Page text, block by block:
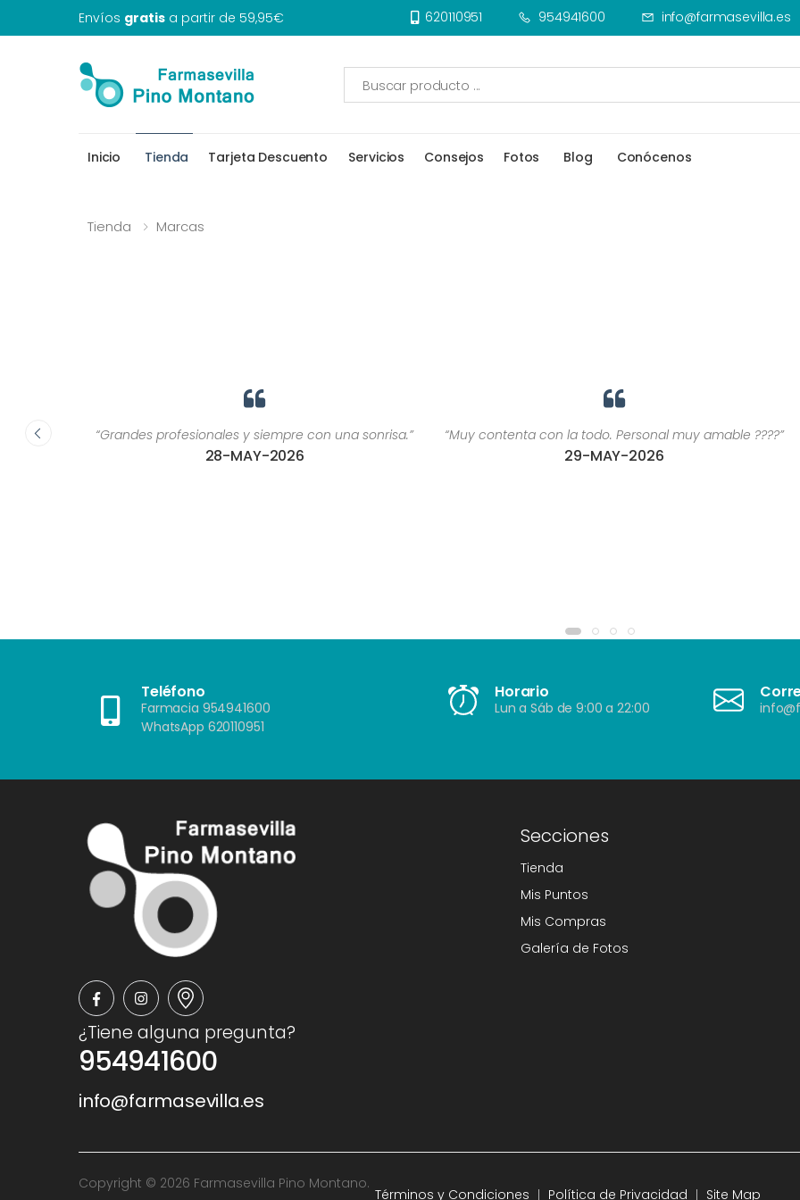
Envíos gratis a partir de 59,95€ 620110951 954941600 info@farmasevilla.es
Inicio Tienda Tarjeta Descuento Servicios Consejos Fotos Blog Conócenos
Tienda Marcas
son
“Grandes profesionales y siempre con una sonrisa.”
28-MAY-2026
“Muy contenta con la todo. Personal muy amable ????”
29-MAY-2026
Teléfono
Farmacia 954941600
WhatsApp 620110951
Horario
Lun a Sáb de 9:00 a 22:00
¿Tiene alguna pregunta?
954941600
info@farmasevilla.es
Secciones
Tienda
Mis Puntos
Mis Compras
Galería de Fotos
Copyright © 2026 Farmasevilla Pino Montano.
Términos y Condiciones Política de Privacidad Site Map